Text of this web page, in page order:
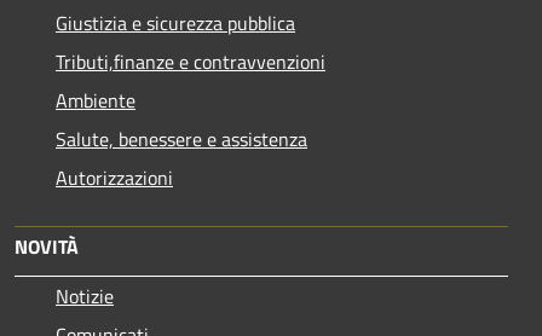
Giustizia e sicurezza pubblica
Tributi,finanze e contravvenzioni
Ambiente
Salute, benessere e assistenza
Autorizzazioni
NOVITÀ
Notizie